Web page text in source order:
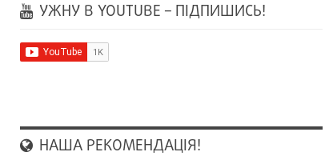
УЖНУ В YOUTUBE – ПІДПИШИСЬ!
НАША РЕКОМЕНДАЦІЯ!